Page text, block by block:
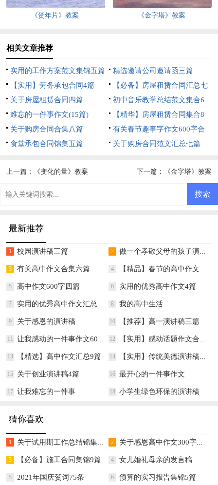
《贺年片》教案 《金字塔》教案
相关文章推荐
实用的工作方案范文集锦五篇
精选邀请公司邀请函三篇
【实用】劳务承包合同4篇
【必备】房屋租赁合同汇总七
篇
关于房屋租赁合同四篇
初中音乐教学总结范文集合6
篇
难忘的一件事作文(15篇)
【精华】房屋租赁合同集合8
篇
关于购房合同合集八篇
有关春节趣事字作文600字合
集五篇
食堂承包合同锦集五篇 关于购房合同范文汇总七篇
上一篇： 《变化的量》教案 下一篇： 《金字塔》教案
最新推荐
1 校园演讲稿三篇 2 做一个孝敬父母的孩子演讲稿
3 有关高中作文合集六篇 4 【精品】春节的高中作文汇总八篇
5 高中作文600字四篇 6 实用的优秀高中作文4篇
7 实用的优秀高中作文汇总7篇 8 我的高中生活
9 关于感恩的演讲稿 10 【推荐】高一演讲稿三篇
11 让我感动的一件事作文600字 12 【实用】感动话题作文合集10篇
13 【精选】高中作文汇总9篇 14 【实用】传统美德演讲稿3篇
15 关于创业演讲稿4篇 16 最开心的一件事作文
17 让我难忘的一件事 18 小学生绿色环保的演讲稿
猜你喜欢
1 关于试用期工作总结锦集七篇 2 关于感恩高中作文300字集锦八篇
3 【必备】施工合同集锦9篇 4 女儿婚礼母亲的发言稿
5 2021年国庆贺词75条 6 预算的实习报告集锦5篇